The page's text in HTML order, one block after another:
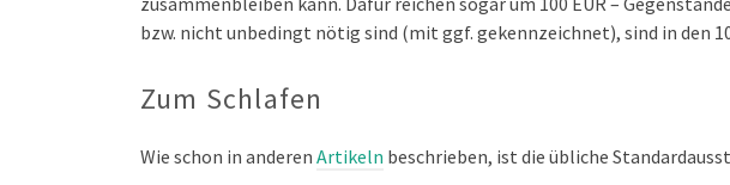
bzw. nicht unbedingt nötig sind (mit ggf. gekennzeichnet), sind in den
Zum Schlafen
Wie schon in anderen Artikeln beschrieben, ist die übliche